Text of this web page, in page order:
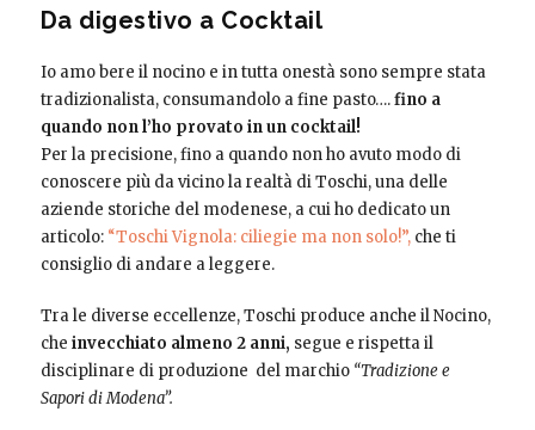
Da digestivo a Cocktail
Io amo bere il nocino e in tutta onestà sono sempre stata
tradizionalista, consumandolo a fine pasto….fino a
quando non l’ho provato in un cocktail!
Per la precisione, fino a quando non ho avuto modo di
conoscere più da vicino la realtà di Toschi, una delle
aziende storiche del modenese, a cui ho dedicato un
articolo: “Toschi Vignola: ciliegie ma non solo!”,che ti
consiglio di andare a leggere.
Tra le diverse eccellenze, Toschi produce anche il Nocino,
che invecchiato almeno 2 anni, segue e rispetta il
disciplinare di produzione del marchio “Tradizione e
Sapori di Modena”.